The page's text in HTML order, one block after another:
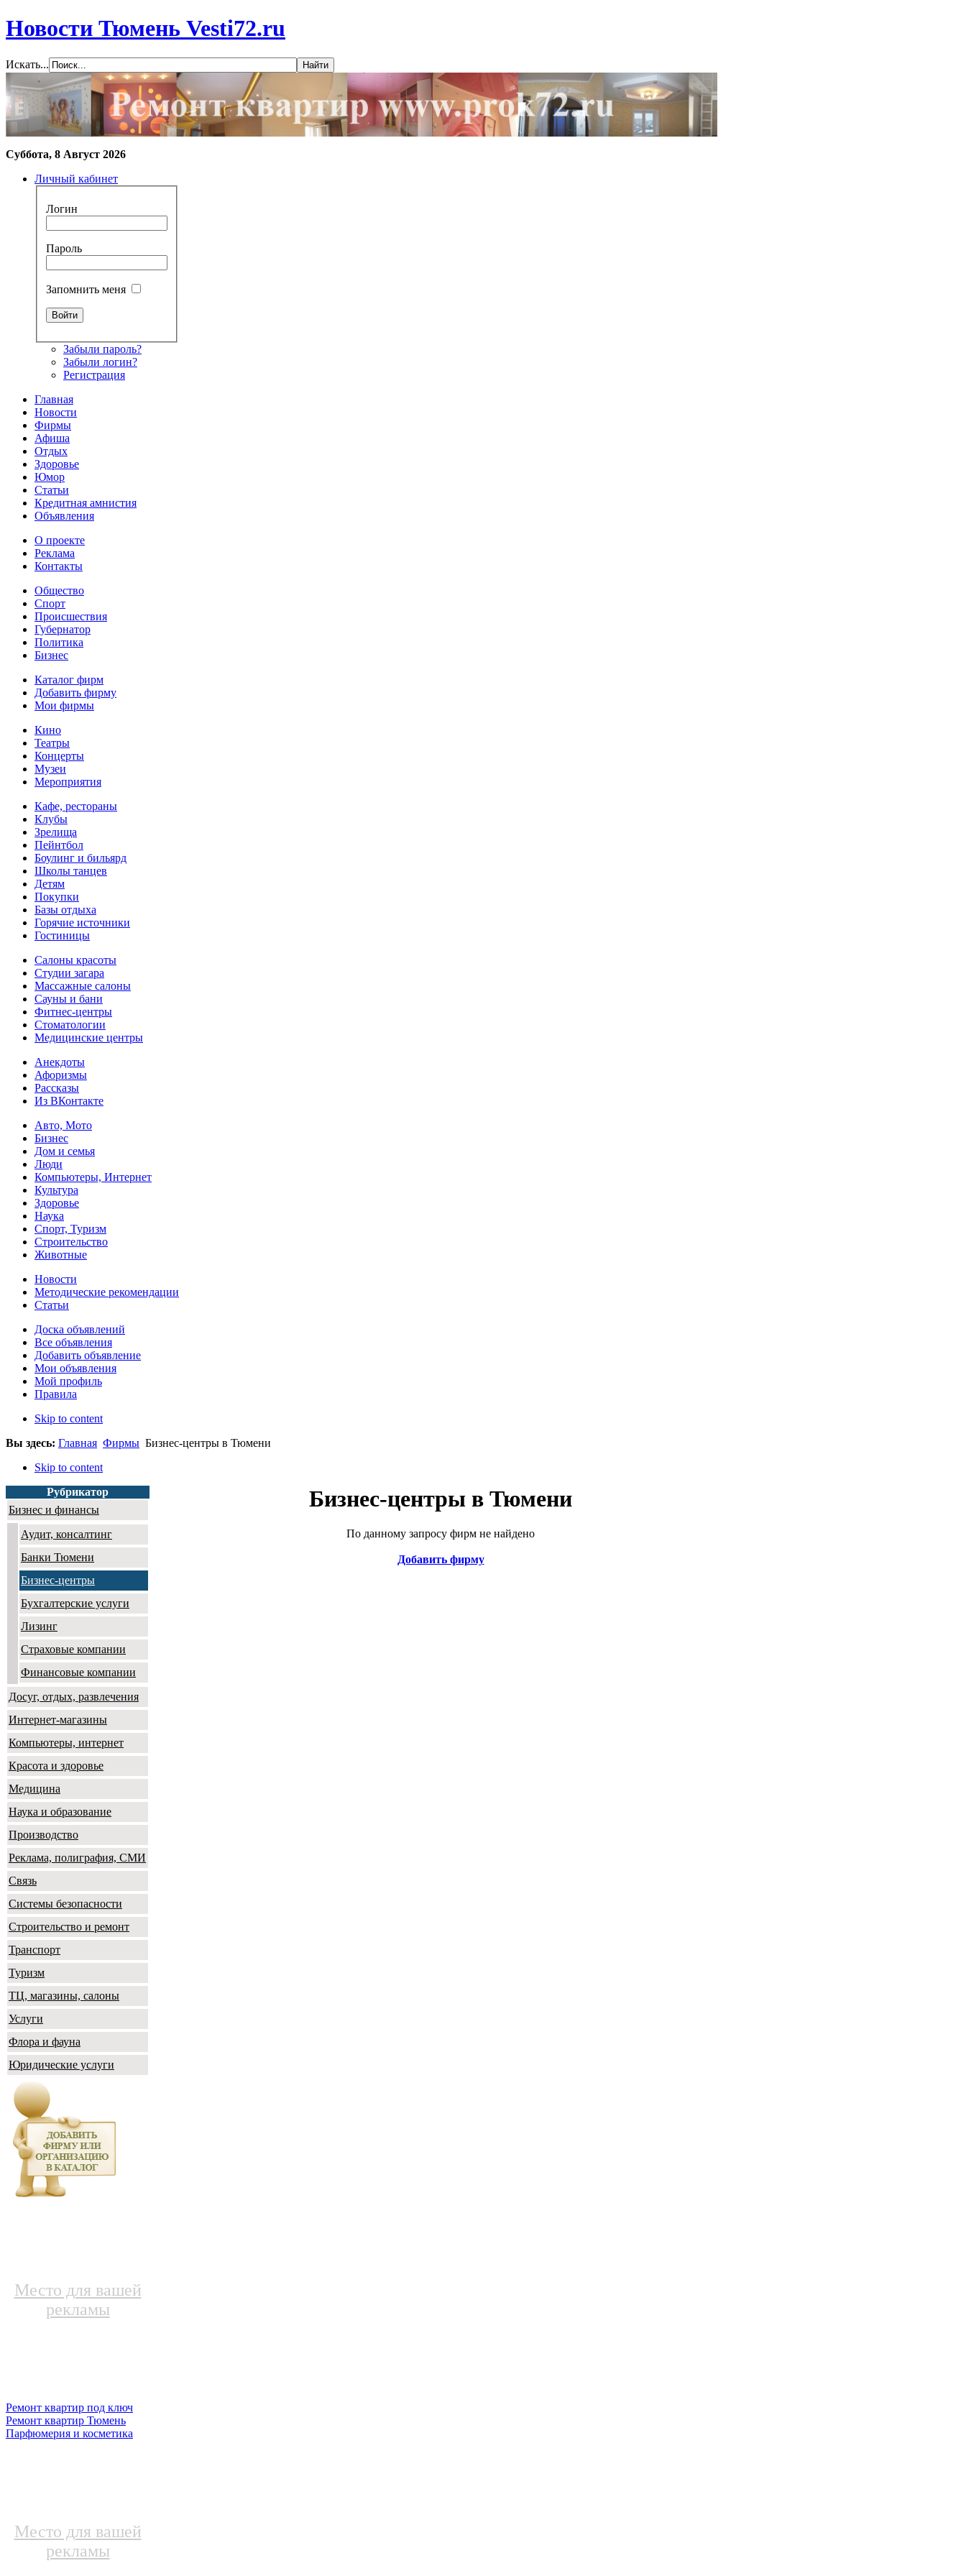
Новости Тюмень Vesti72.ru
Искать...
Суббота, 8 Август 2026
Личный кабинет
Логин
Пароль
Запомнить меня
Забыли пароль?
Забыли логин?
Регистрация
Главная
Новости
Фирмы
Афиша
Отдых
Здоровье
Юмор
Статьи
Кредитная амнистия
Объявления
О проекте
Реклама
Контакты
Общество
Спорт
Происшествия
Губернатор
Политика
Бизнес
Каталог фирм
Добавить фирму
Мои фирмы
Кино
Театры
Концерты
Музеи
Мероприятия
Кафе, рестораны
Клубы
Зрелища
Пейнтбол
Боулинг и бильярд
Школы танцев
Детям
Покупки
Базы отдыха
Горячие источники
Гостиницы
Салоны красоты
Студии загара
Массажные салоны
Сауны и бани
Фитнес-центры
Стоматологии
Медицинские центры
Анекдоты
Афоризмы
Рассказы
Из ВКонтакте
Авто, Мото
Бизнес
Дом и семья
Люди
Компьютеры, Интернет
Культура
Здоровье
Наука
Спорт, Туризм
Строительство
Животные
Новости
Методические рекомендации
Статьи
Доска объявлений
Все объявления
Добавить объявление
Мои объявления
Мой профиль
Правила
Skip to content
Вы здесь: Главная Фирмы Бизнес-центры в Тюмени
Skip to content
Рубрикатор
Бизнес и финансы
Аудит, консалтинг
Банки Тюмени
Бизнес-центры
Бухгалтерские услуги
Лизинг
Страховые компании
Финансовые компании
Досуг, отдых, развлечения
Интернет-магазины
Компьютеры, интернет
Красота и здоровье
Медицина
Наука и образование
Производство
Реклама, полиграфия, СМИ
Связь
Системы безопасности
Строительство и ремонт
Транспорт
Туризм
ТЦ, магазины, салоны
Услуги
Флора и фауна
Юридические услуги
Бизнес-центры в Тюмени
По данному запросу фирм не найдено
Добавить фирму
Место для вашей
рекламы
Ремонт квартир под ключ
Ремонт квартир Тюмень
Парфюмерия и косметика
Место для вашей
рекламы